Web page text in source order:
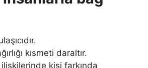
kısmeti daraltır.
kişi farkında